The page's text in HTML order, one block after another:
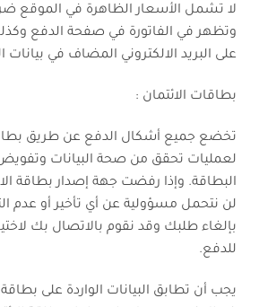
لا تشمل الأسعار الظاهرة في الموقع
وتظهر في الفاتورة في صفحة الدفع
على البريد الالكتروني المضاف في بيانات
بطاقات الائتمان :
تخضع جميع أشكال الدفع عن طريق
لعمليات تحقق من صحة البيانات
البطاقة. وإذا رفضت جهة إصدار بطاقة
لن نتحمل مسؤولية عن أي تأخير أو عدم
بإلغاء طلبك وقد نقوم بالاتصال بك
للدفع.
يجب أن تطابق البيانات الواردة على